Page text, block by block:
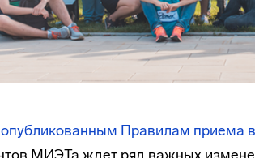
опубликованным Правилам приема в